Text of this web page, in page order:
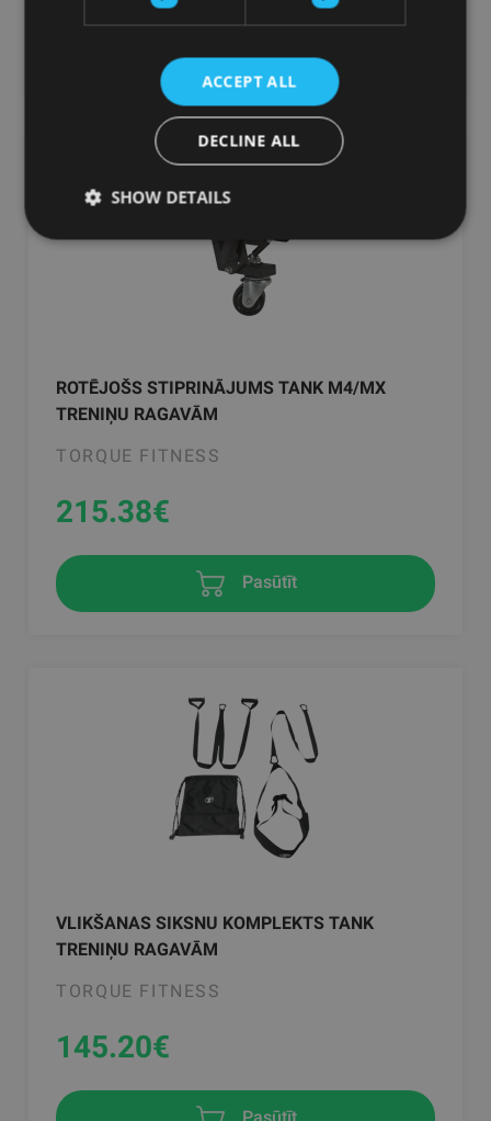
ROTĒJOŠS STIPRINĀJUMS TANK M4/MX
TRENIŅU RAGAVĀM
TORQUE FITNESS
215.38€
Pasūtīt
VLIKŠANAS SIKSNU KOMPLEKTS TANK
TRENIŅU RAGAVĀM
TORQUE FITNESS
145.20€
ACCEPT ALL
DECLINE ALL
SHOW DETAILS